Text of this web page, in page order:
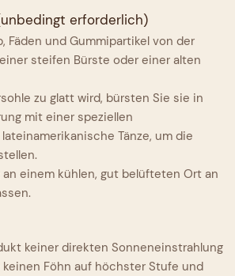
erforderlich)
Fäden und Gummipartikel von der
steifen Bürste oder einer alten
zu glatt wird, bürsten Sie sie in
mit einer speziellen
Tänze, um die
an einem kühlen, gut belüfteten Ort an
keiner direkten Sonneneinstrahlung
keinen Föhn auf höchster Stufe und